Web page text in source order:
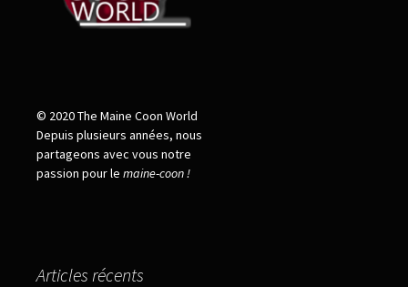
© 2020 The Maine Coon World
Depuis plusieurs années, nous
partageons avec vous notre
passion pour le maine-coon !
Articles récents